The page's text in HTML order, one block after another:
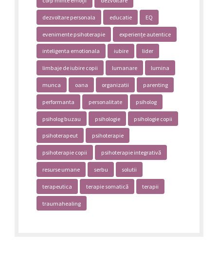
dezvoltare personala educatie EQ
evenimente psihoterapie experiențe autentice
inteligenta emotionala iubire lider
limbaje de iubire copii lumanare lumina
munca oana organizatii parenting
performanta personalitate psiholog
psiholog buzau psihologie psihologie copii
psihoterapeut psihoterapie
psihoterapie copii psihoterapie integrativă
resurse umane serbu solutii
terapeutica terapie somatică terapii
traumahealing